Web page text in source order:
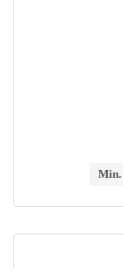
Min.